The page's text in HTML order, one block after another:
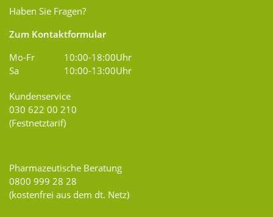
Haben Sie Fragen?
Zum Kontaktformular
Mo-Fr
10:00-18:00Uhr
Sa
10:00-13:00Uhr
Kundenservice
030 622 00 210
(Festnetztarif)
Pharmazeutische Beratung
0800 999 28 28
(kostenfrei aus dem dt. Netz)